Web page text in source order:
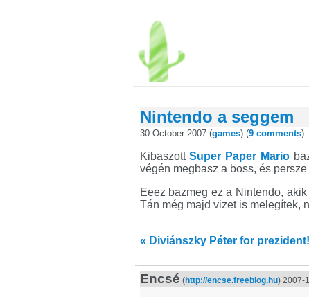
Nintendo a seggem
30 October 2007 (games) (9 comments)
KibaszottSuper Paper Mario
végén megbasz a boss, és
Eeez bazmeg ez a Nintendo,
Tán még majd vizet is melegítek,
« Diviánszky Péter for prezident!
Encsé (http://encse.freeblog.hu) 2007-